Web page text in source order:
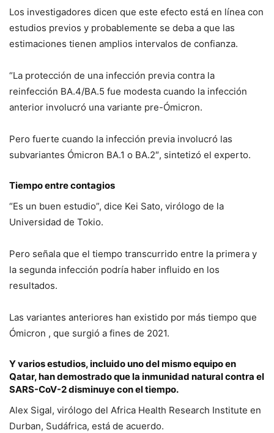
Los investigadores dicen que este efecto está en línea con
estudios previos y probablemente se deba a que las
estimaciones tienen amplios intervalos de confianza.
“La protección de una infección previa contra la
reinfección BA.4/BA.5 fue modesta cuando la infección
anterior involucró una variante pre-Ómicron.
Pero fuerte cuando la infección previa involucró las
subvariantes Ómicron BA.1 o BA.2″, sintetizó el experto.
Tiempo entre contagios
“Es un buen estudio”, dice Kei Sato, virólogo de la
Universidad de Tokio.
Pero señala que el tiempo transcurrido entre la primera y
la segunda infección podría haber influido en los
resultados.
Las variantes anteriores han existido por más tiempo que
Ómicron , que surgió a fines de 2021.
Y varios estudios, incluido uno del mismo equipo en
Qatar, han demostrado que la inmunidad natural contra el
SARS-CoV-2 disminuye con el tiempo.
Alex Sigal, virólogo del Africa Health Research Institute en
Durban, Sudáfrica, está de acuerdo.